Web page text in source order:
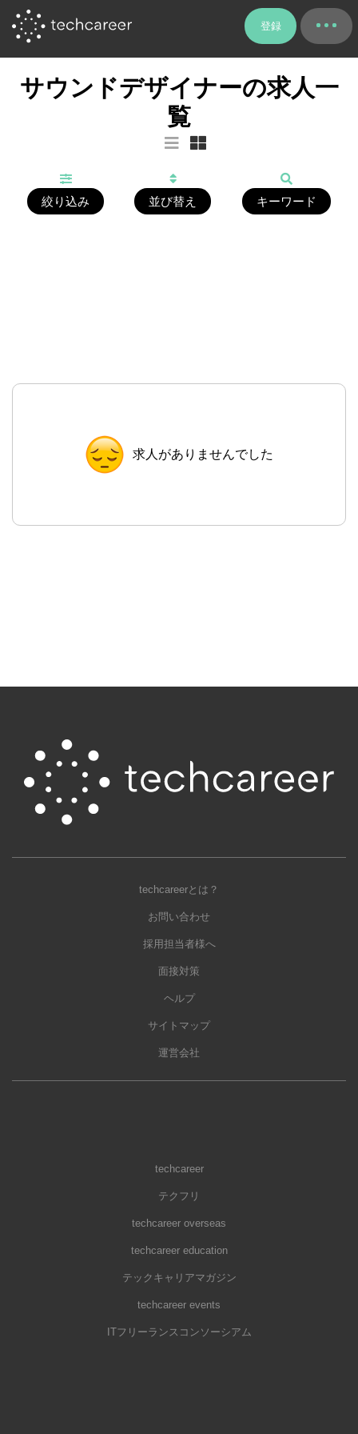
登録
サウンドデザイナーの求人一
覧
絞り込み 並び替え キーワード
求人がありませんでした
techcareerとは？
お問い合わせ
採用担当者様へ
面接対策
ヘルプ
サイトマップ
運営会社
techcareer
テクフリ
techcareer overseas
techcareer education
テックキャリアマガジン
techcareer events
ITフリーランスコンソーシアム